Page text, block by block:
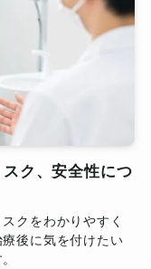
ク、安全性につ
クをわかりやすく
後に気を付けたい